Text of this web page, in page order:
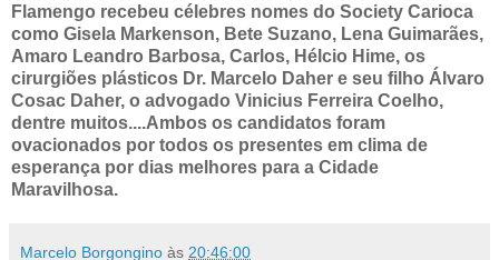
Flamengo recebeu célebres nomes do Society Carioca
como Gisela Markenson, Bete Suzano, Lena Guimarães,
Amaro Leandro Barbosa, Carlos, Hélcio Hime, os
cirurgiões plásticos Dr. Marcelo Daher e seu filho Álvaro
Cosac Daher, o advogado Vinicius Ferreira Coelho,
dentre muitos....Ambos os candidatos foram
ovacionados por todos os presentes em clima de
esperança por dias melhores para a Cidade
Maravilhosa.
Marcelo Borgongino às 20:46:00